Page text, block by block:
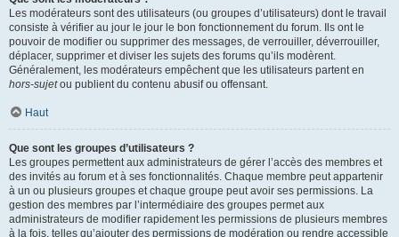
Les modérateurs sont des utilisateurs (ou groupes d’utilisateurs) dont le travail
consiste à vérifier au jour le jour le bon fonctionnement du forum. Ils ont le
pouvoir de modifier ou supprimer des messages, de verrouiller, déverrouiller,
déplacer, supprimer et diviser les sujets des forums qu’ils modèrent.
Généralement, les modérateurs empêchent que les utilisateurs partent en
hors-sujetou publient du contenu abusif ou offensant.
Haut
Que sont les groupes d’utilisateurs ?
Les groupes permettent aux administrateurs de gérer l’accès des membres et
des invités au forum et à ses fonctionnalités. Chaque membre peut appartenir
à un ou plusieurs groupes et chaque groupe peut avoir ses permissions. La
gestion des membres par l’intermédiaire des groupes permet aux
administrateurs de modifier rapidement les permissions de plusieurs membres
à la fois, telles qu’ajouter des permissions de modération ou rendre accessible